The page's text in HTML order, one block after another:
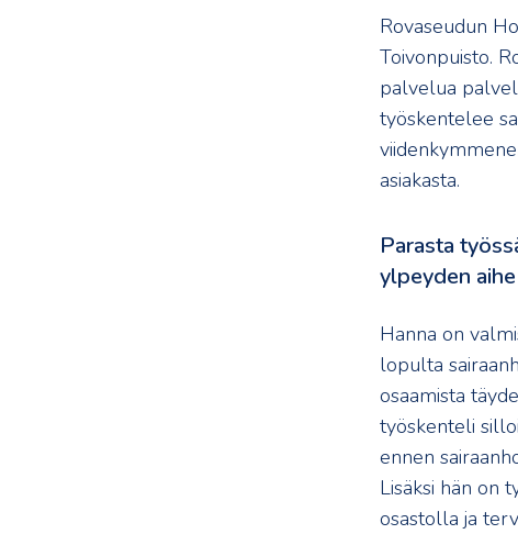
Rovaseudun
Toivonpuisto.
palvelua
työskentelee
asiakasta.
Parasta
ylpeyden aihe
Hanna on
lopulta
osaamista
työskenteli
ennen
Lisäksi hän on
osastolla ja